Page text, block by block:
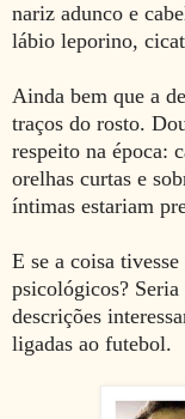
nariz adunco e
lábio leporino,
Ainda bem que a
traços do rosto.
respeito na época:
orelhas curtas e
íntimas estariam
E se a coisa
psicológicos?
descrições
ligadas ao futebol.